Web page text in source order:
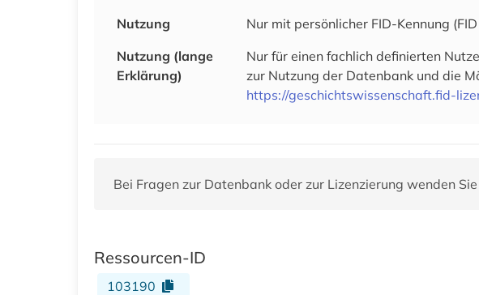
Nutzung
Nur mit persönlicher FID-Kennung
Nutzung (lange
Erklärung)
Nur für einen fachlich definierten
zur Nutzung der Datenbank und die
https://geschichtswissenschaft.fid-
Bei Fragen zur Datenbank oder zur Lizenzierung wenden
Ressourcen-ID
103190